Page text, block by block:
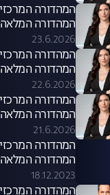
המהדורה המלאה
23.6.2026
המהדורה המלאה
22.6.2026
המהדורה המלאה
21.6.2026
המהדורה המלאה
18.12.2023